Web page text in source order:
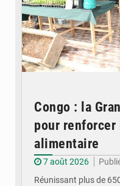
Congo : la
pour
alimentaire
7 août 2026
Réunissant plus de